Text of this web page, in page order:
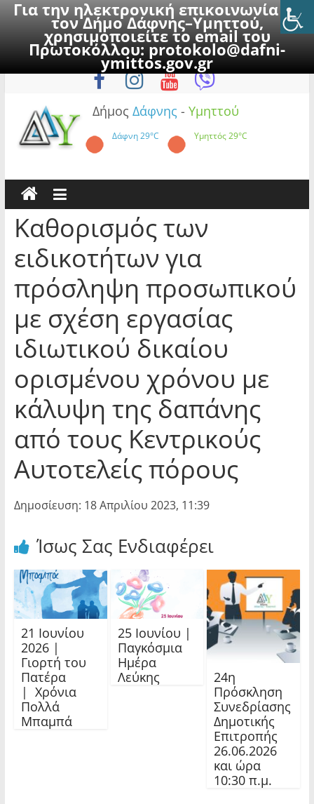
Για την ηλεκτρονική επικοινωνία με
τον Δήμο Δάφνης–Υμηττού,
χρησιμοποιείτε το email του
Πρωτοκόλλου:protokolo@dafni-
ymittos.gov.gr
to
Δευτέρα, 10 Αυγούστου 2026
Δήμος Δάφνης - Υμηττού
Δάφνη29°C Υμηττός29°C
Καθορισμός των
ειδικοτήτων για
πρόσληψη προσωπικού
με σχέση εργασίας
ιδιωτικού δικαίου
ορισμένου χρόνου με
κάλυψη της δαπάνης
από τους Κεντρικούς
Αυτοτελείς πόρους
Δημοσίευση: 18 Απριλίου 2023, 11:39
Ίσως Σας Ενδιαφέρει
21 Ιουνίου
2026 |
Γιορτή του
Πατέρα
| Χρόνια
Πολλά
Μπαμπά
25 Ιουνίου |
Παγκόσμια
Ημέρα
Λεύκης
24η
Πρόσκληση
Συνεδρίασης
Δημοτικής
Επιτροπής
26.06.2026
και ώρα
10:30 π.μ.